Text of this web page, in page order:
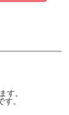
す。
す。